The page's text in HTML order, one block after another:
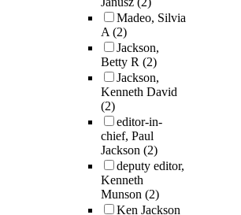
Madeo, Silvia
A(2)
Jackson,
Betty R (2)
Jackson,
Kenneth David
(2)
editor-in-
chief, Paul
Jackson (2)
deputy editor,
Kenneth
Munson (2)
Ken Jackson